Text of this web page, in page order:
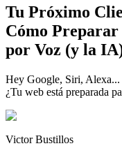
Tu Próximo
Cómo Preparar
por Voz (y la
Hey Google, Siri, Alexa...
¿Tu web está preparada
Victor Bustillos